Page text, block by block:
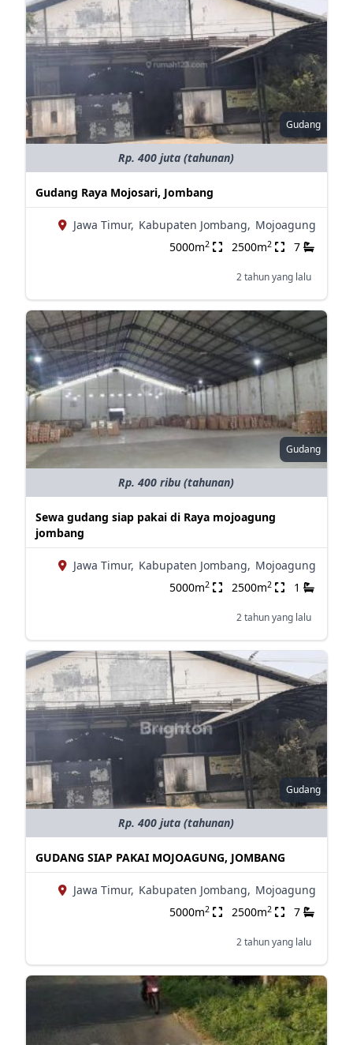
Gudang
Rp. 400 juta (tahunan)
Gudang Raya Mojosari, Jombang
Jawa Timur, Kabupaten Jombang, Mojoagung
5000m2 2500m2 7
2 tahun yang lalu
Gudang
Rp. 400 ribu (tahunan)
Sewa gudang siap pakai di Raya mojoagung
jombang
Jawa Timur, Kabupaten Jombang, Mojoagung
5000m2 2500m2 1
2 tahun yang lalu
Gudang
Rp. 400 juta (tahunan)
GUDANG SIAP PAKAI MOJOAGUNG, JOMBANG
Jawa Timur, Kabupaten Jombang, Mojoagung
5000m2 2500m2 7
2 tahun yang lalu